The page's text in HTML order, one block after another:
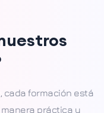
cada formación está
práctica y